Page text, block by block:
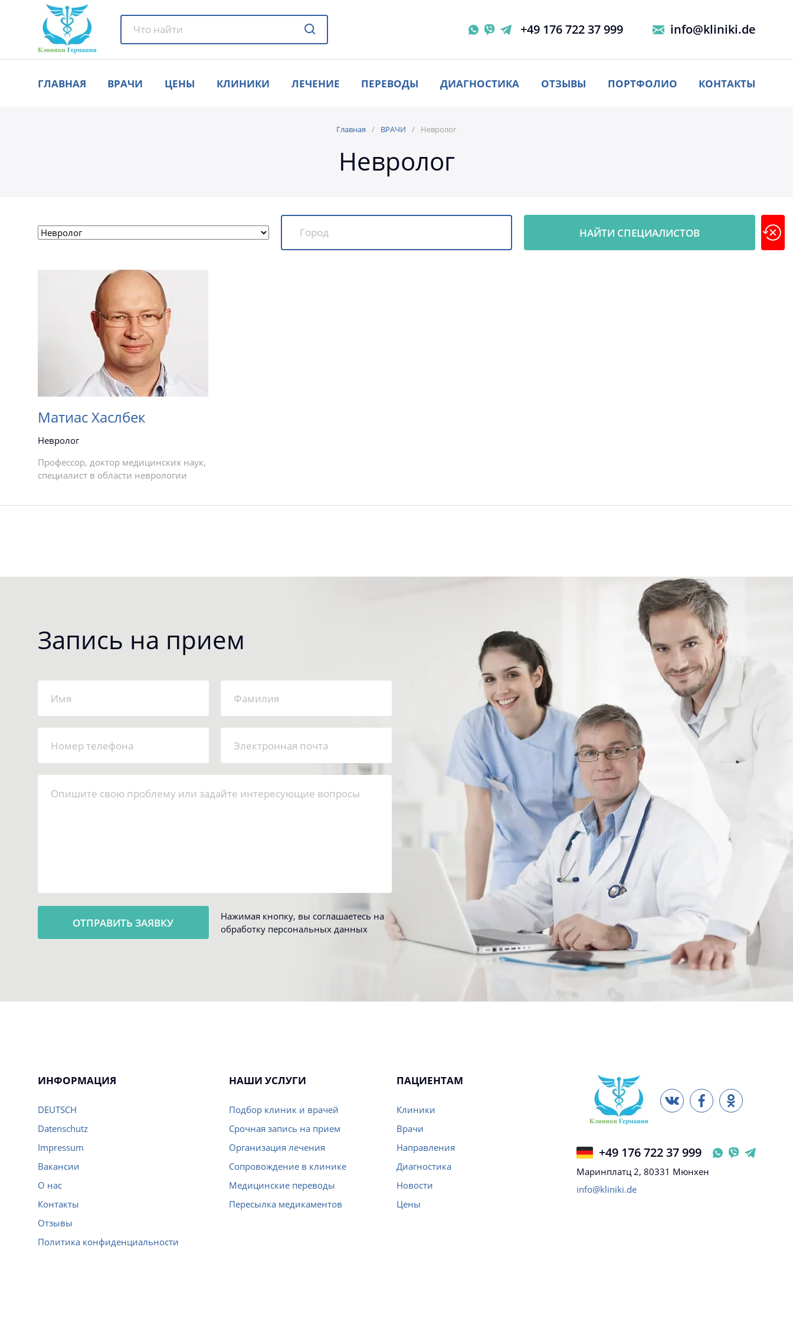
+49 176 722 37 999 info@kliniki.de
ГЛАВНАЯ ВРАЧИ ЦЕНЫ КЛИНИКИ ЛЕЧЕНИЕ ПЕРЕВОДЫ ДИАГНОСТИКА ОТЗЫВЫ ПОРТФОЛИО КОНТАКТЫ
Главная ВРАЧИ Невролог
Невролог
НАЙТИ СПЕЦИАЛИСТОВ
Матиас Хаслбек
Невролог
Профессор, доктор медицинских наук,
специалист в области неврологии
Запись на прием
Нажимая кнопку, вы соглашаетесь на
обработку персональных данных
ИНФОРМАЦИЯ
DEUTSCH
Datenschutz
Impressum
Вакансии
О нас
Контакты
Отзывы
Политика конфиденциальности
НАШИ УСЛУГИ
Подбор клиник и врачей
Срочная запись на прием
Организация лечения
Сопровождение в клинике
Медицинские переводы
Пересылка медикаментов
ПАЦИЕНТАМ
Клиники
Врачи
Направления
Диагностика
Новости
Цены
+49 176 722 37 999
Маринплатц 2, 80331 Мюнхен
info@kliniki.de